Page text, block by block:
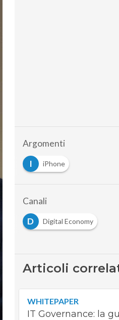
Argomenti
I
iPhone
Canali
D
Digital Economy
Articoli
WHITEPAPER
IT Governance: la